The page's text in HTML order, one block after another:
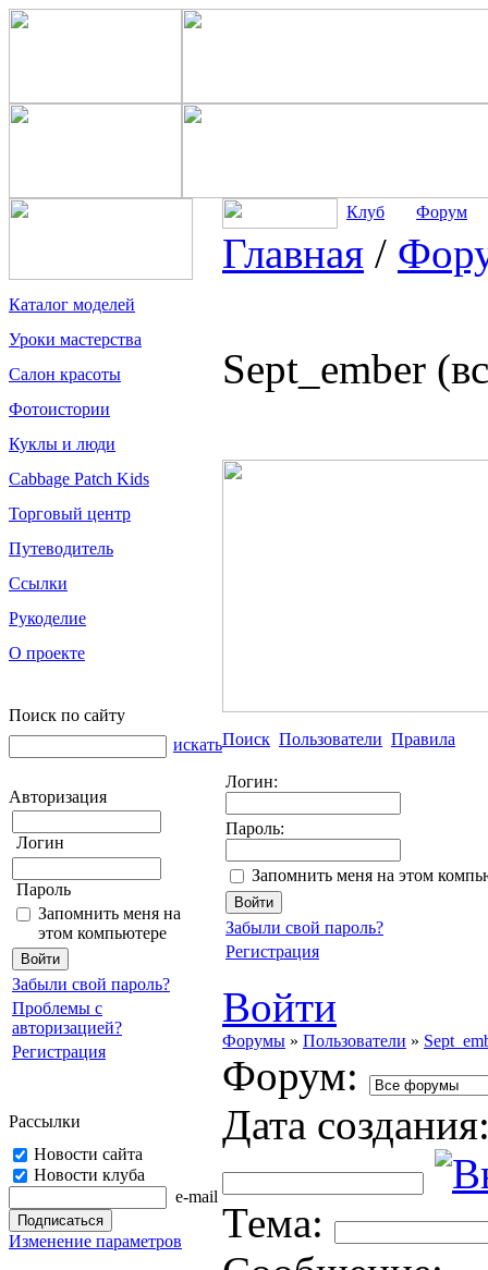
Каталог моделей
Уроки мастерства
Салон красоты
Фотоистории
Куклы и люди
Cabbage Patch Kids
Торговый центр
Путеводитель
Ссылки
Рукоделие
О проекте
Поиск по сайту
искать
Авторизация
Логин
Пароль
Запомнить меня на
этом компьютере
Забыли свой пароль?
Проблемы с
авторизацией?
Регистрация
Рассылки
Новости сайта
Новости клуба
e-mail
Изменение параметров
Клуб Форум
Главная /
Sept_ember
Поиск Пользователи Правила
Логин:
Пароль:
Запомнить меня на этом
Забыли свой пароль?
Регистрация
Войти
Форумы » Пользователи »
Форум:
Дата
Тема: